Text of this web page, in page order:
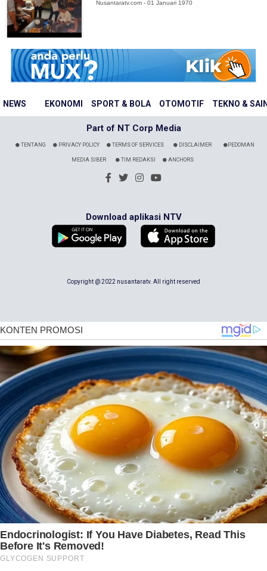
NEWS EKONOMI SPORT & BOLA OTOMOTIF TEKNO &
Nusantaratv.com - 01 Januari 1970
Part of NT Corp Media
TENTANG PRIVACY POLICY TERMS OF SERVICES DISCLAIMER PEDOMAN
MEDIA SIBER TIM REDAKSI ANCHORS
Download aplikasi NTV
Copyright @ 2022 nusantaratv. All right reserved